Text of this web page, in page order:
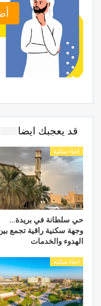
قد يعجبك ايضا
احياء سكنية
حي سلطانة في بريدة…
وجهة سكنية راقية تجمع
الهدوء والخدمات
احياء سكنية